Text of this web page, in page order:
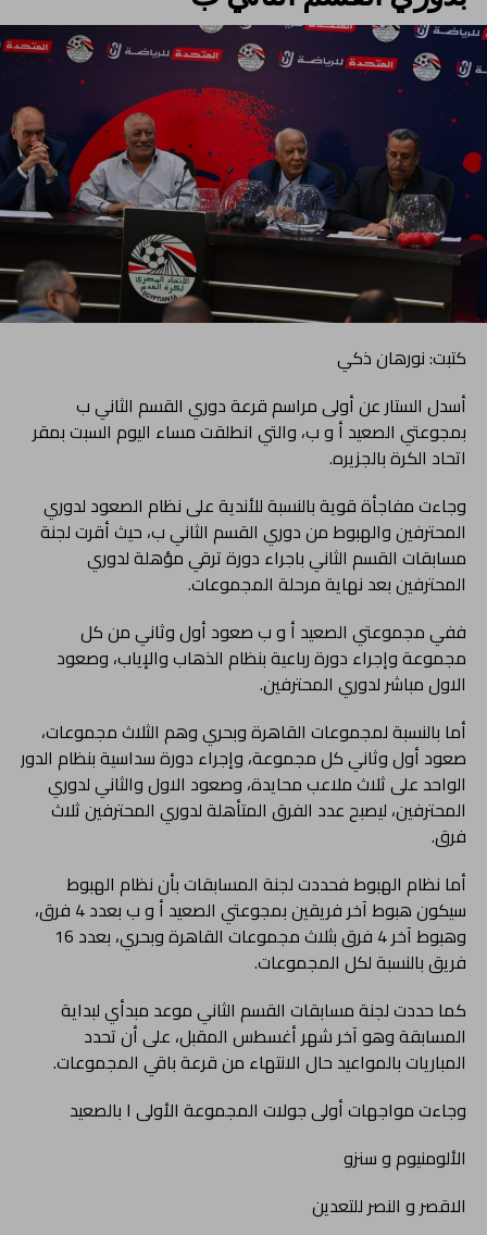
كتبت: نورهان ذكي
أسدل الستار عن أولى مراسم قرعة دوري القسم الثاني ب
بمجوعتي الصعيد أ و ب، والتي انطلقت مساء اليوم السبت بمقر
اتحاد الكرة بالجزيره.
وجاءت مفاجأة قوية بالنسبة للأندية على نظام الصعود لدوري
المحترفين والهبوط من دوري القسم الثاني ب، حيث أقرت لجنة
مسابقات القسم الثاني باجراء دورة ترقي مؤهلة لدوري
المحترفين بعد نهاية مرحلة المجموعات.
ففي مجموعتي الصعيد أ و ب صعود أول وثاني من كل
مجموعة وإجراء دورة رباعية بنظام الذهاب والإياب، وصعود
الاول مباشر لدوري المحترفين.
أما بالنسبة لمجموعات القاهرة وبحري وهم الثلاث مجموعات،
صعود أول وثاني كل مجموعة، وإجراء دورة سداسية بنظام الدور
الواحد على ثلاث ملاعب محايدة، وصعود الاول والثاني لدوري
المحترفين، ليصبح عدد الفرق المتأهلة لدوري المحترفين ثلاث
فرق.
أما نظام الهبوط فحددت لجنة المسابقات بأن نظام الهبوط
سيكون هبوط آخر فريقين بمجوعتي الصعيد أ و ب بعدد 4 فرق،
وهبوط آخر 4 فرق بثلاث مجموعات القاهرة وبحري، بعدد 16
فريق بالنسبة لكل المجموعات.
كما حددت لجنة مسابقات القسم الثاني موعد مبدأي لبداية
المسابقة وهو آخر شهر أغسطس المقبل، على أن تحدد
المباريات بالمواعيد حال الانتهاء من قرعة باقي المجموعات.
وجاءت مواجهات أولى جولات المجموعة الأولى ا بالصعيد
الألومنيوم و سنزو
الاقصر و النصر للتعدين